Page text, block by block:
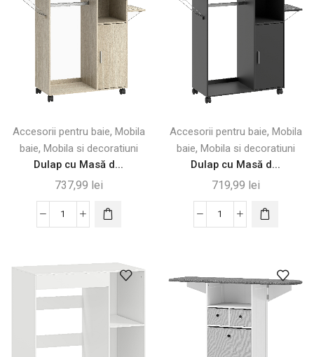
Vertical
1950W,
Rezervor
2L
Bambus
pentru
Baie
Accesorii pentru baie, Mobila
baie, Mobila si decoratiuni
Dulap cu Masă d...
737,99 lei
Cantitate
Masă
Călcat
Accesorii pentru baie, Mobila
baie, Mobila si decoratiuni
Dulap cu Masă d...
719,99 lei
Cantitate
de
Călcat
–
3